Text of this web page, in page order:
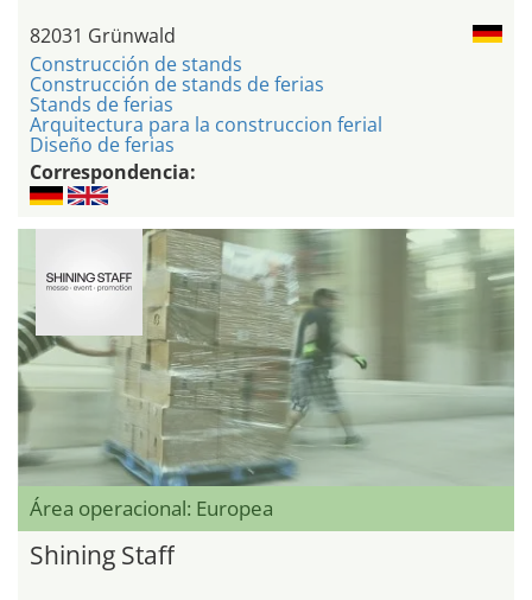
82031 Grünwald
Construcción de stands
Construcción de stands de ferias
Stands de ferias
Arquitectura para la construccion ferial
Diseño de ferias
Correspondencia:
Área operacional: Europea
Shining Staff